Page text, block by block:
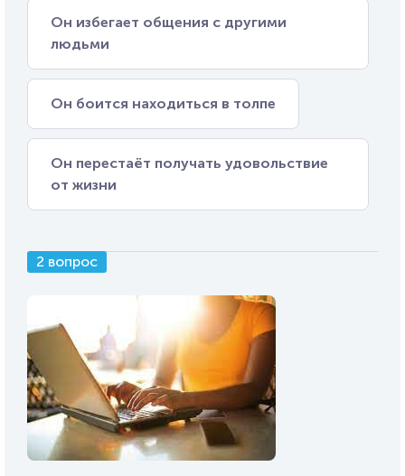
Он избегает общения с другими
людьми
Он боится находиться в толпе
Он перестаёт получать удовольствие
от жизни
2 вопрос